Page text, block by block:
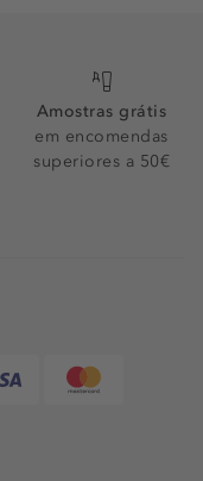
Amostras grátis
em encomendas
superiores a 50€